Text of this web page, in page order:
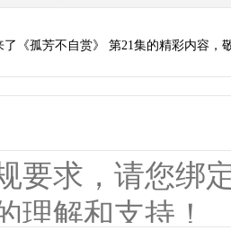
《孤芳不自赏》 第21集的精彩内容，